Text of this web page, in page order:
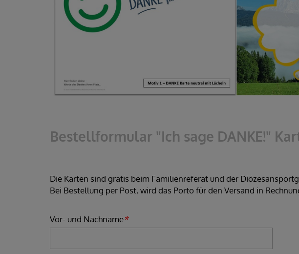
Bestellformular "Ich sage DANKE!"
Die Karten sind gratis beim Familienreferat und der
Bei Bestellung per Post, wird das Porto für den Versand in
Vor- und Nachname*